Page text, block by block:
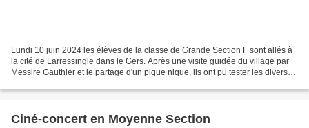
Lundi 10 juin 2024 les élèves de la classe de Grande Section F sont allés à
la cité de Larressingle dans le Gers. Après une visite guidée du village par
Messire Gauthier et le partage d'un pique nique, ils ont pu tester les diverses
Ciné-concert en Moyenne Section